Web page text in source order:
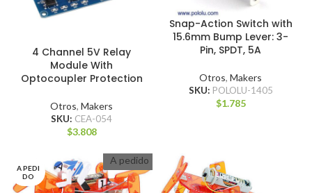
4 Channel 5V Relay
Module With
Optocoupler Protection
Otros, Makers
SKU: CEA-054
$3.808
Snap-Action Switch with
15.6mm Bump Lever: 3-
Pin, SPDT, 5A
Otros, Makers
SKU: POLOLU-1405
$1.785
A PEDI
DO
A pedido